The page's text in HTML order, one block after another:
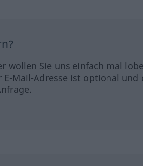
wollen Sie uns einfach mal
E-Mail-Adresse ist optional und